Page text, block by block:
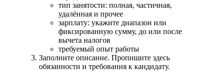
тип занятости: полная, частичная,
удалённая и прочее
зарплату: укажите диапазон или
фиксированную сумму, до или после
вычета налогов
требуемый опыт работы
Заполните описание. Пропишите здесь
обязанности и требования к кандидату.